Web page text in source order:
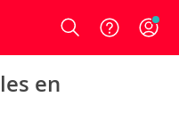
Login
en